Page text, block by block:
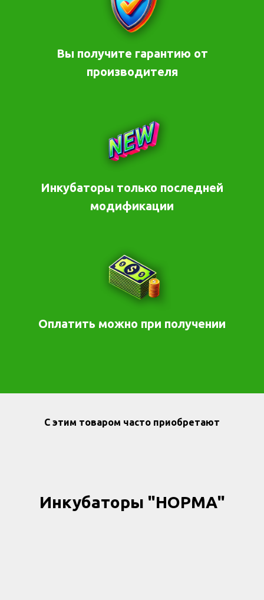
Оплатить можно при получении
Инкубаторы только последней
модификации
Вы получите гарантию от
производителя
С этим товаром часто приобретают
Инкубаторы "НОРМА"